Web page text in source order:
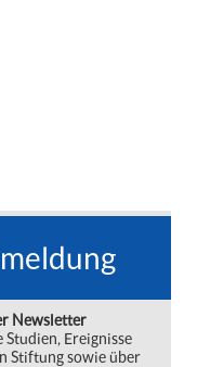
Newsletter
Ereignisse
Stiftung sowie über